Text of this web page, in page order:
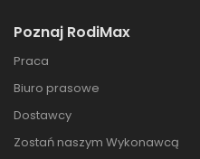
Poznaj RodiMax
Praca
Biuro prasowe
Dostawcy
Zostań naszym Wykonawcą